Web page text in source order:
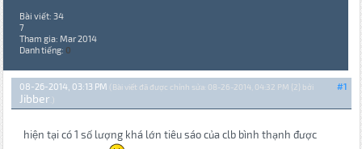
Bài viết: 34
7
Tham gia: Mar 2014
Danh tiếng: 0
#1
08-26-2014, 03:13 PM (Bài viết đã được chỉnh sửa: 08-26-2014, 04:32 PM {2} bởi
Jibber .)
hiện tại có 1 số lượng khá lớn tiêu sáo của clb bình thạnh được